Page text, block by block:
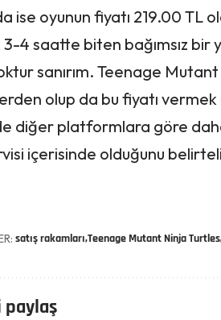
ise oyunun fiyatı 219.00 TL
3-4 saatte biten bağımsız
sanırım. Teenage
olup da bu fiyatı
diğer platformlara göre
içerisinde olduğunu
satış rakamları Teenage Mutant Ninja Turtles
paylaş